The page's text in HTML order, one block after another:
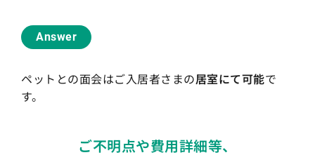
Answer
ペットとの面会はご入居者さまの居室にて可能で
す。
ご不明点や費用詳細等、